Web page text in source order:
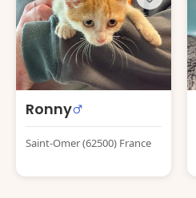
Ronny
Saint-Omer (62500) France